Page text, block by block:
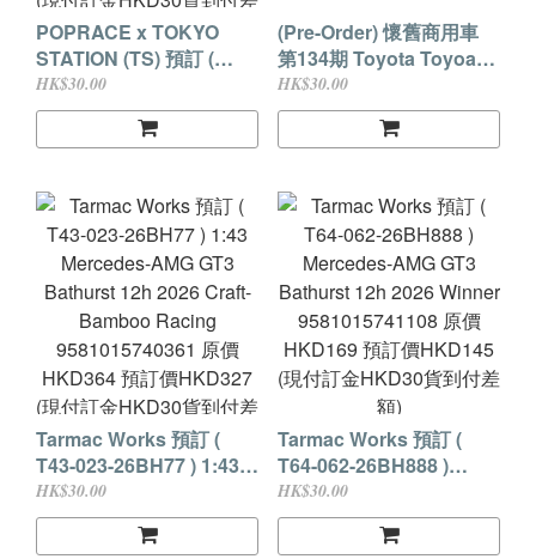
POPRACE x TOKYO
STATION (TS) 預訂 (
PRT007 ) 1/64
LAMBORGHINI
COUNTACH LPI 800-4
HKD138 預訂價HKD124
(現付訂金HKD30貨到付
差額)
HK$30.00
(Pre-Order) 懷舊商用車
第134期 Toyota Toyoace
(Kyoda Bread Delivery)
預訂價HKD238 (現付訂金
HKD30貨到付差額)
HK$30.00
Tarmac Works 預訂 (
T43-023-26BH77 ) 1:43
Mercedes-AMG GT3
Bathurst 12h 2026 Craft-
Bamboo Racing
HK$30.00
Tarmac Works 預訂 (
T64-062-26BH888 )
Mercedes-AMG GT3
Bathurst 12h 2026
Winner 9581015741108
HK$30.00